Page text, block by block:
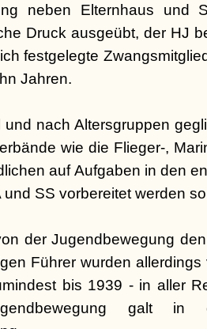
neben Elternhaus und
Druck ausgeübt, der HJ
festgelegte
Jahren.
nach Altersgruppen
wie die Flieger-,
auf Aufgaben in den
SS vorbereitet werden
der Jugendbewegung
Führer wurden
bis 1939 - in aller
galt in